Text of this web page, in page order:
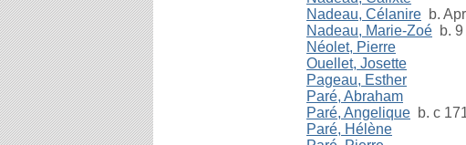
Nadeau, Célanire b.
Nadeau, Marie-Zoé b.
Néolet, Pierre
Ouellet, Josette
Pageau, Esther
Paré, Abraham
Paré, Angelique b. c
Paré, Hélène